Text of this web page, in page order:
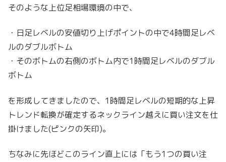
そのような上位足相場環境の中で、
・日足レベルの安値切り上げポイントの中で4時間足レベ
ルのダブルボトム
・そのボトムの右側のボトム内で1時間足レベルのダブル
ボトム
を形成してきましたので、1時間足レベルの短期的な上昇
トレンド転換が確定するネックライン越えに買い注文を仕
掛けました(ピンクの矢印)。
ちなみに先ほどこのライン直上には「もう1つの買い注